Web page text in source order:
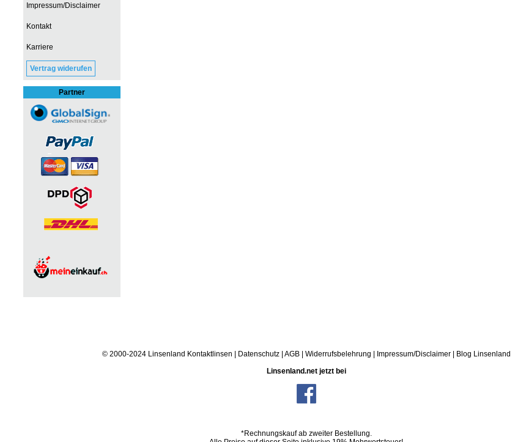
Impressum/Disclaimer
Kontakt
Karriere
Vertrag widerufen
Partner
© 2000-2024 Linsenland Kontaktlinsen Datenschutz AGB Widerrufsbelehrung Impressum/Disclaimer
Blog Linsenland
Linsenland.net jetzt bei
*Rechnungskauf ab zweiter Bestellung.